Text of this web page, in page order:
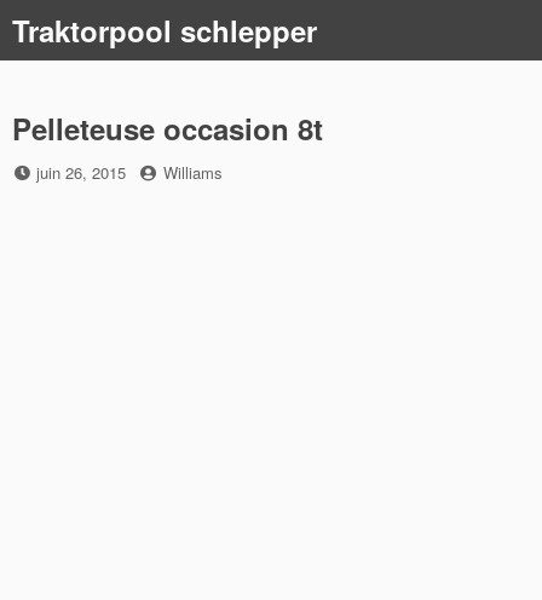
content
Traktorpool schlepper
Pelleteuse occasion 8t
Posted
juin 26, 2015 by
Williams